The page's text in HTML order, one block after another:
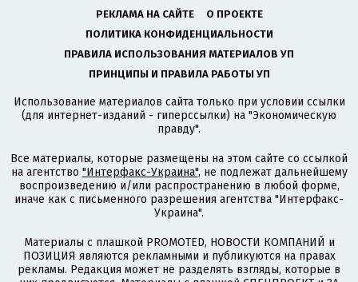
РЕКЛАМА НА САЙТЕ
О ПРОЕКТЕ
ПОЛИТИКА КОНФИДЕНЦИАЛЬНОСТИ
ПРАВИЛА ИСПОЛЬЗОВАНИЯ МАТЕРИАЛОВ УП
ПРИНЦИПЫ И ПРАВИЛА РАБОТЫ УП
Использование материалов сайта только при условии ссылки
(для интернет-изданий - гиперссылки) на "Экономическую
правду".
Все материалы, которые размещены на этом сайте со ссылкой
на агентство "Интерфакс-Украина", не подлежат дальнейшему
воспроизведению и/или распространению в любой форме,
иначе как с письменного разрешения агентства "Интерфакс-
Украина".
Материалы с плашкой PROMOTED, НОВОСТИ КОМПАНИЙ и
ПОЗИЦИЯ являются рекламными и публикуются на правах
рекламы. Редакция может не разделять взгляды, которые в